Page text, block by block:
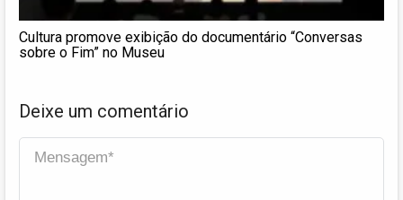
Cultura promove exibição do documentário “Conversas
sobre o Fim” no Museu
Deixe um comentário